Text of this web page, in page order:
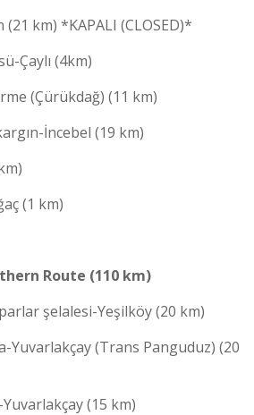
km) *KAPALI (CLOSED)*
Çaylı (4km)
(Çürükdağ) (11 km)
İncebel (19 km)
(1 km)
Route (110 km)
şelalesi-Yeşilköy (20 km)
Yuvarlakçay (Trans Panguduz) (20
(15 km)